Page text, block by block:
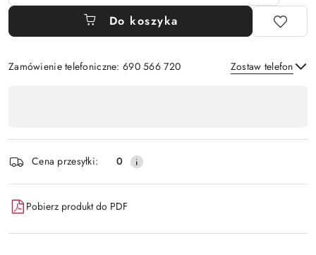
Do koszyka
Zamówienie telefoniczne: 690 566 720 Zostaw telefon
płatność
i
dostawa
Cena przesyłki: 0
Pobierz produkt do PDF